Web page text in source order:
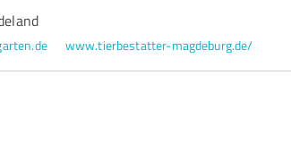
www.tierbestatter-magdeburg.de/